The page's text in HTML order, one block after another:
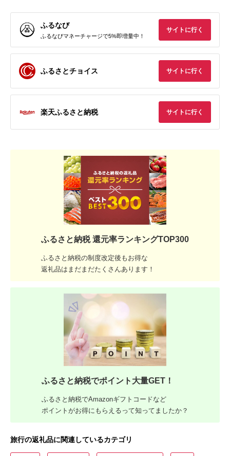
ふるなび
ふるなびマネーチャージで5%即増量中！
サイトに行く
ふるさとチョイス サイトに行く
楽天ふるさと納税 サイトに行く
ふるさと納税 還元率ランキングTOP300
ふるさと納税の制度改定後もお得な
返礼品はまだまだたくさんあります！
ふるさと納税でポイント大量GET！
ふるさと納税でAmazonギフトコードなど
ポイントがお得にもらえるって知ってましたか？
旅行の返礼品に関連しているカテゴリ